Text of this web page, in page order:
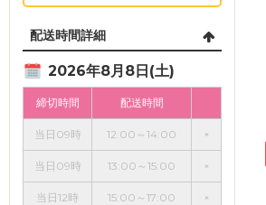
配送時間詳細
2026年8月8日(土)
締切時間 配送時間
当日09時 12:00～14:00 ×
当日09時 13:00～15:00 ×
当日12時 15:00～17:00 ×